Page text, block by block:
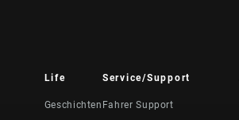
Life
Geschichten
Service/Support
Fahrer Support